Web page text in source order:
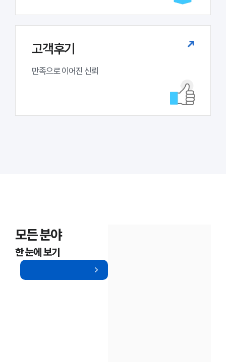
고객후기
만족으로 이어진 신뢰
모든 분야
한 눈에 보기